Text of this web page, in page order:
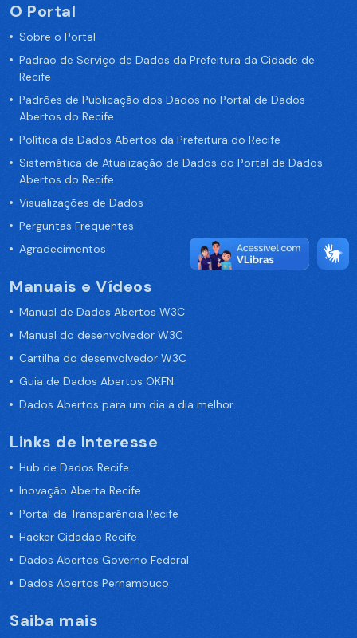
O Portal
Sobre o Portal
Padrão de Serviço de Dados da Prefeitura da Cidade de
Recife
Padrões de Publicação dos Dados no Portal de Dados
Abertos do Recife
Política de Dados Abertos da Prefeitura do Recife
Sistemática de Atualização de Dados do Portal de Dados
Abertos do Recife
Visualizações de Dados
Perguntas Frequentes
Agradecimentos
Manuais e Vídeos
Manual de Dados Abertos W3C
Manual do desenvolvedor W3C
Cartilha do desenvolvedor W3C
Guia de Dados Abertos OKFN
Dados Abertos para um dia a dia melhor
Links de Interesse
Hub de Dados Recife
Inovação Aberta Recife
Portal da Transparência Recife
Hacker Cidadão Recife
Dados Abertos Governo Federal
Dados Abertos Pernambuco
Saiba mais